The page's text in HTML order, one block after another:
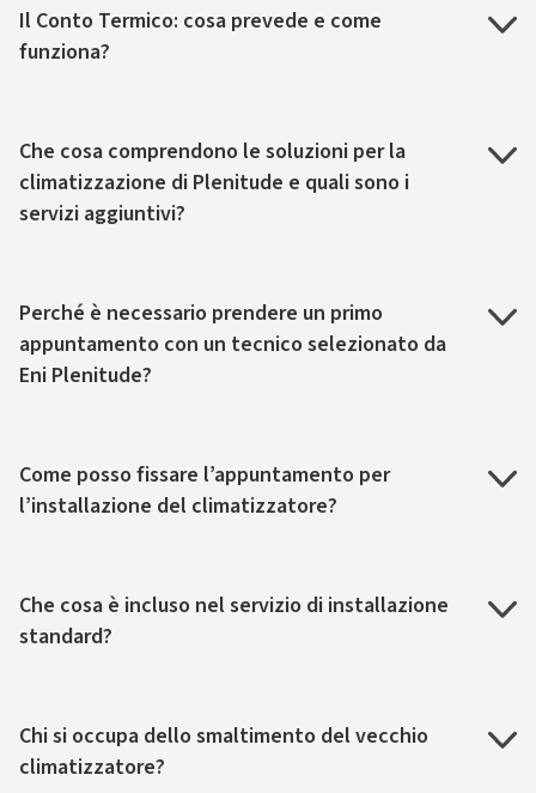
Il Conto Termico: cosa prevede e come
funziona?
Che cosa comprendono le soluzioni per la
climatizzazione di Plenitude e quali sono i
servizi aggiuntivi?
Perché è necessario prendere un primo
appuntamento con un tecnico selezionato da
Eni Plenitude?
Come posso fissare l’appuntamento per
l’installazione del climatizzatore?
Che cosa è incluso nel servizio di installazione
standard?
Chi si occupa dello smaltimento del vecchio
climatizzatore?